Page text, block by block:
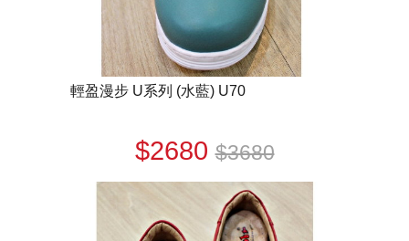
輕盈漫步 U系列 (水藍) U70
$2680$3680